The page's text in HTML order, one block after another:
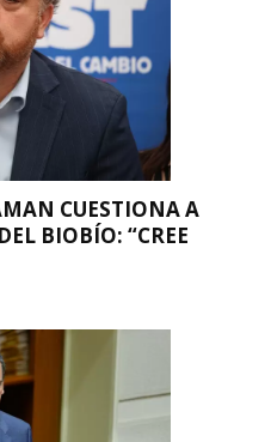
CUESTIONA A
BIOBÍO: “CREE